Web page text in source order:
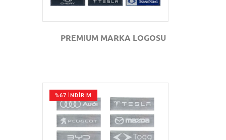
PREMIUM MARKA LOGOSU
%67 İNDİRİM